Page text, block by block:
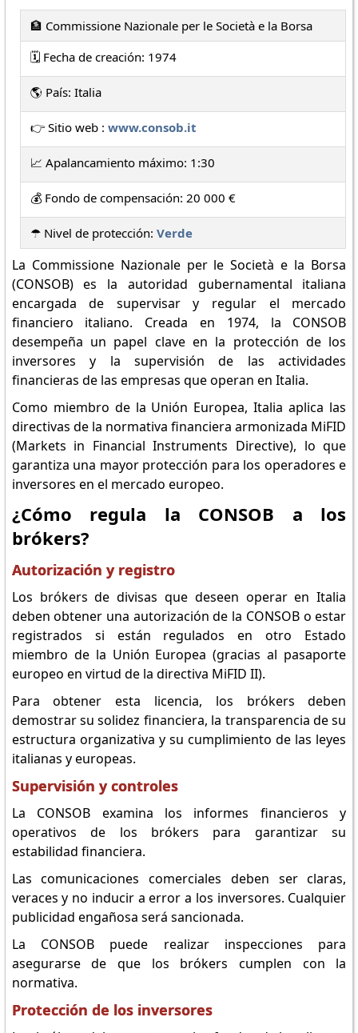
🏦 Commissione Nazionale per le Società e la Borsa
🗓️ Fecha de creación: 1974
🌎 País: Italia
👉 Sitio web : www.consob.it
📈 Apalancamiento máximo: 1:30
💰 Fondo de compensación: 20 000 €
☂️ Nivel de protección: Verde
La Commissione Nazionale per le Società e la Borsa
(CONSOB) es la autoridad gubernamental italiana
encargada de supervisar y regular el mercado
financiero italiano. Creada en 1974, la CONSOB
desempeña un papel clave en la protección de los
inversores y la supervisión de las actividades
financieras de las empresas que operan en Italia.
Como miembro de la Unión Europea, Italia aplica las
directivas de la normativa financiera armonizada MiFID
(Markets in Financial Instruments Directive), lo que
garantiza una mayor protección para los operadores e
inversores en el mercado europeo.
¿Cómo regula la CONSOB a los
brókers?
Autorización y registro
Los brókers de divisas que deseen operar en Italia
deben obtener una autorización de la CONSOB o estar
registrados si están regulados en otro Estado
miembro de la Unión Europea (gracias al pasaporte
europeo en virtud de la directiva MiFID II).
Para obtener esta licencia, los brókers deben
demostrar su solidez financiera, la transparencia de su
estructura organizativa y su cumplimiento de las leyes
italianas y europeas.
Supervisión y controles
La CONSOB examina los informes financieros y
operativos de los brókers para garantizar su
estabilidad financiera.
Las comunicaciones comerciales deben ser claras,
veraces y no inducir a error a los inversores. Cualquier
publicidad engañosa será sancionada.
La CONSOB puede realizar inspecciones para
asegurarse de que los brókers cumplen con la
normativa.
Protección de los inversores